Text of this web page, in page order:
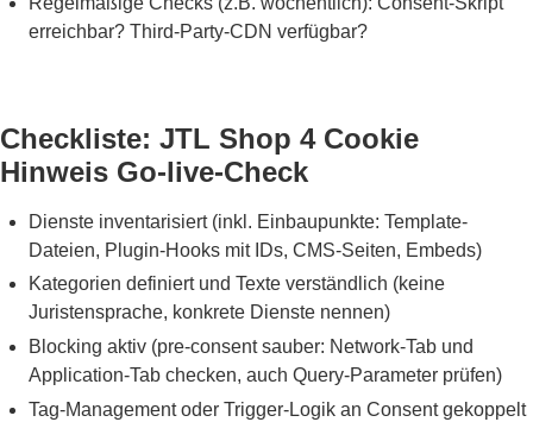
erreichbar? Third-Party-CDN verfügbar?
Checkliste: JTL Shop 4 Cookie
Hinweis Go-live-Check
Dienste inventarisiert (inkl. Einbaupunkte: Template-
Dateien, Plugin-Hooks mit IDs, CMS-Seiten, Embeds)
Kategorien definiert und Texte verständlich (keine
Juristensprache, konkrete Dienste nennen)
Blocking aktiv (pre-consent sauber: Network-Tab und
Application-Tab checken, auch Query-Parameter prüfen)
Tag-Management oder Trigger-Logik an Consent gekoppelt